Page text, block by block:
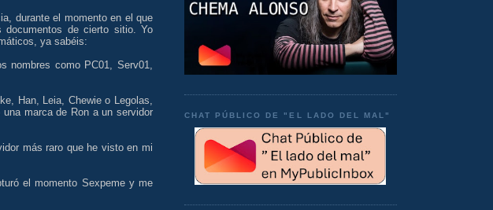
durante el momento en el que
de cierto sitio. Yo
ya sabéis:
nombres como PC01, Serv01,
Han, Leia, Chewie o Legolas,
marca de Ron a un servidor
más raro que he visto en mi
el momento Sexpeme y me
CHAT PÚBLICO DE "EL LADO DEL MAL"